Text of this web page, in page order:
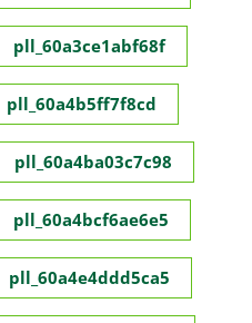
pll_60a3ce1abf68f
pll_60a4b5ff7f8cd
pll_60a4ba03c7c98
pll_60a4bcf6ae6e5
pll_60a4e4ddd5ca5